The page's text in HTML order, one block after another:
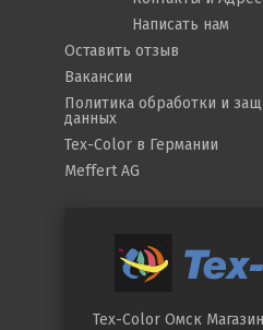
Написать нам
Оставить отзыв
Вакансии
Политика обработки и
данных
Tex-Color в Германии
Meffert AG
Tex-Color Омск